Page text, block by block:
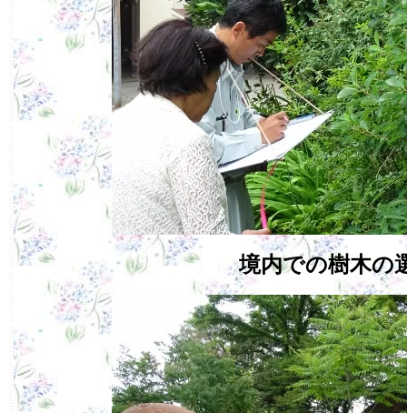
境内での樹木の